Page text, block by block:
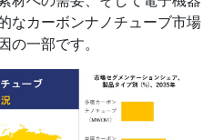
なカーボンナノチューブ市場
一部です。